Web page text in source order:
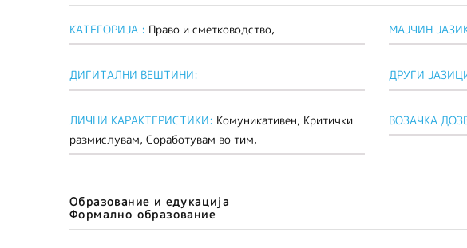
КАТЕГОРИЈА : Право и сметководство,
ДИГИТАЛНИ ВЕШТИНИ:
ЛИЧНИ КАРАКТЕРИСТИКИ: Комуникативен, Критички
размислувам, Соработувам во тим,
МАЈЧИН
ДРУГИ
ВОЗАЧКА
Образование и едукација
Формално образование